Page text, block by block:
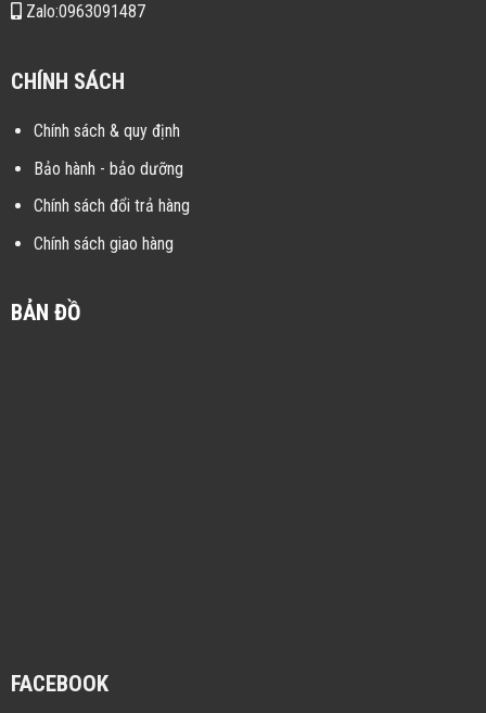
Zalo:0963091487
CHÍNH SÁCH
Chính sách & quy định
Bảo hành - bảo dưỡng
Chính sách đổi trả hàng
Chính sách giao hàng
BẢN ĐỒ
FACEBOOK